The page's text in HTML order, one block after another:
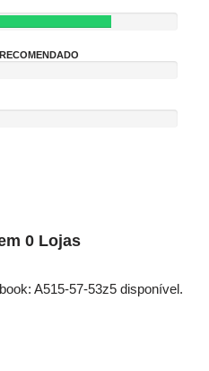
0 Lojas
A515-57-53z5 disponível.